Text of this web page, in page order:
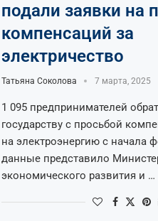
подали заявки на
компенсаций за
электричество
Татьяна Соколова 7 марта, 2025
1 095 предпринимателей
государству с просьбой
на электроэнергию с начала
данные представило
экономического развития и …